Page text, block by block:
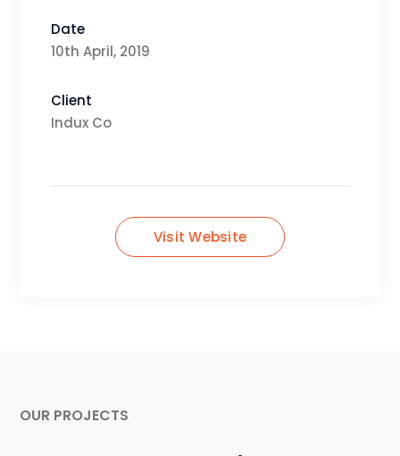
Date
10th April, 2019
Client
Indux Co
Visit Website
OUR PROJECTS